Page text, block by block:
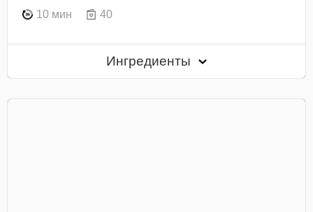
10 мин 40
Ингредиенты